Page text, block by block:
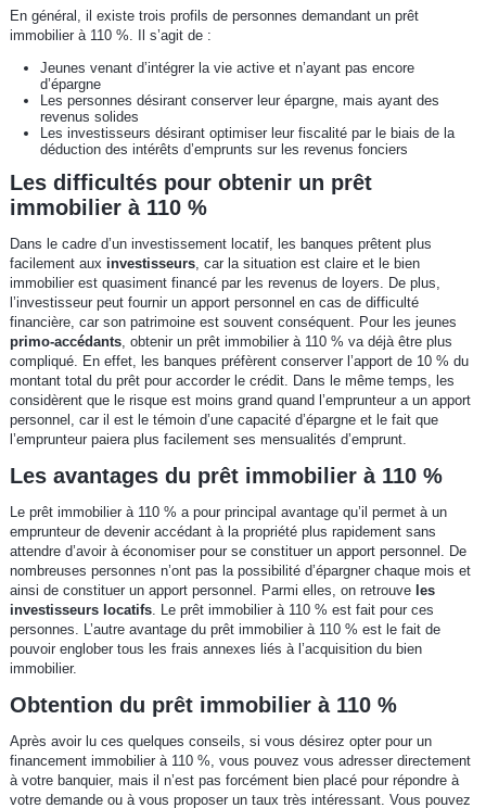
En général, il existe trois profils de personnes demandant un prêt
immobilier à 110 %. Il s’agit de :
Jeunes venant d’intégrer la vie active et n’ayant pas encore
d’épargne
Les personnes désirant conserver leur épargne, mais ayant des
revenus solides
Les investisseurs désirant optimiser leur fiscalité par le biais de la
déduction des intérêts d’emprunts sur les revenus fonciers
Les difficultés pour obtenir un prêt
immobilier à 110 %
Dans le cadre d’un investissement locatif, les banques prêtent plus
facilement aux investisseurs, car la situation est claire et le bien
immobilier est quasiment financé par les revenus de loyers. De plus,
l’investisseur peut fournir un apport personnel en cas de difficulté
financière, car son patrimoine est souvent conséquent. Pour les jeunes
primo-accédants, obtenir un prêt immobilier à 110 % va déjà être plus
compliqué. En effet, les banques préfèrent conserver l’apport de 10 % du
montant total du prêt pour accorder le crédit. Dans le même temps, les
considèrent que le risque est moins grand quand l’emprunteur a un apport
personnel, car il est le témoin d’une capacité d’épargne et le fait que
l’emprunteur paiera plus facilement ses mensualités d’emprunt.
Les avantages du prêt immobilier à 110 %
Le prêt immobilier à 110 % a pour principal avantage qu’il permet à un
emprunteur de devenir accédant à la propriété plus rapidement sans
attendre d’avoir à économiser pour se constituer un apport personnel. De
nombreuses personnes n’ont pas la possibilité d’épargner chaque mois et
ainsi de constituer un apport personnel. Parmi elles, on retrouve les
investisseurs locatifs. Le prêt immobilier à 110 % est fait pour ces
personnes. L’autre avantage du prêt immobilier à 110 % est le fait de
pouvoir englober tous les frais annexes liés à l’acquisition du bien
immobilier.
Obtention du prêt immobilier à 110 %
Après avoir lu ces quelques conseils, si vous désirez opter pour un
financement immobilier à 110 %, vous pouvez vous adresser directement
à votre banquier, mais il n’est pas forcément bien placé pour répondre à
votre demande ou à vous proposer un taux très intéressant. Vous pouvez